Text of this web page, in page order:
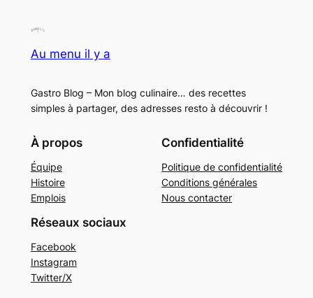
Au menu il y a
Gastro Blog – Mon blog culinaire… des recettes
simples à partager, des adresses resto à découvrir !
À propos
Équipe
Histoire
Emplois
Confidentialité
Politique de confidentialité
Conditions générales
Nous contacter
Réseaux sociaux
Facebook
Instagram
Twitter/X